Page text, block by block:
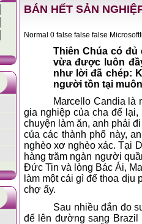
BÁN HẾT SẢN
Normal 0 false
Thiên Chúa có đủ
vừa được luôn
như lời đã chép:
người tồn tại
Marcello Candia
gia nghiệp của cha để
chuyện làm ăn, anh phải
của các thành phố này,
nghèo xơ nghèo xác. Tại
hàng trăm ngàn người
Đức Tin và lòng Bác Ái,
làm một cái gì để thoa
chợ ấy.
Sau nhiều đắn đo
để lên đường sang